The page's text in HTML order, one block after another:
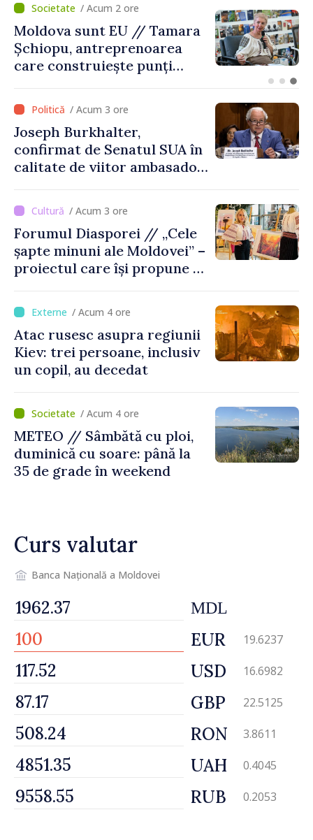
/ Acum 1 oră
O dronă a intrat în Bulgaria
dinspre România și a
explodat la 100 de metri de
/ Acum 3 ore
Joseph Burkhalter,
confirmat de Senatul SUA în
calitate de viitor ambasador
/ Acum 3 ore
Forumul Diasporei // „Cele
șapte minuni ale Moldovei” –
proiectul care își propune să
de țara de origine
/ Acum 4 ore
Atac rusesc asupra regiunii
Kiev: trei persoane, inclusiv
un copil, au decedat
/ Acum 4 ore
METEO // Sâmbătă cu ploi,
duminică cu soare: până la
35 de grade în weekend
Curs valutar
Banca Națională a Moldovei
MDL
EUR 19.6237
USD 16.6982
GBP 22.5125
RON 3.8611
UAH 0.4045
RUB 0.2053